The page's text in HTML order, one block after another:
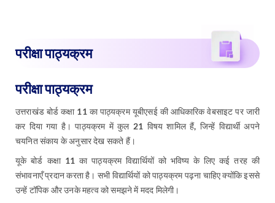
परीक्षा पाठ्यक्रम
परीक्षा पाठ्यक्रम
उत्तराखंड बोर्ड कक्षा 11 का पाठ्यक्रम यूबीएसई की आधिकारिक वेबसाइट पर जारी
कर दिया गया है। पाठ्यक्रम में कुल 21 विषय शामिल हैं, जिन्हें विद्यार्थी अपने
चयनित संकाय के अनुसार देख सकते हैं।
यूके बोर्ड कक्षा 11 का पाठ्यक्रम विद्यार्थियों को भविष्य के लिए कई तरह की
संभावनाएँ प्रदान करता है। सभी विद्यार्थियों को पाठ्यक्रम पढ़ना चाहिए क्योंकि इससे
उन्हें टॉपिक और उनके महत्व को समझने में मदद मिलेगी।